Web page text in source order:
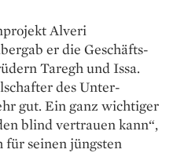
Alveri
er die Ge­schäfts­
Taregh und Issa.
des Unter­
gut. Ein ganz wichtiger
blind vertrauen kann“,
für seinen jüngsten